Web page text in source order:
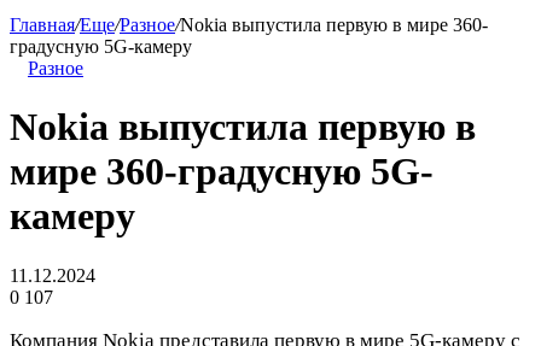
Главная/Еще/Разное/Nokia выпустила первую в мире 360-
градусную 5G-камеру
Разное
Nokia выпустила первую в
мире 360-градусную 5G-
камеру
11.12.2024
0 107
Компания Nokia представила первую в мире 5G-камеру с